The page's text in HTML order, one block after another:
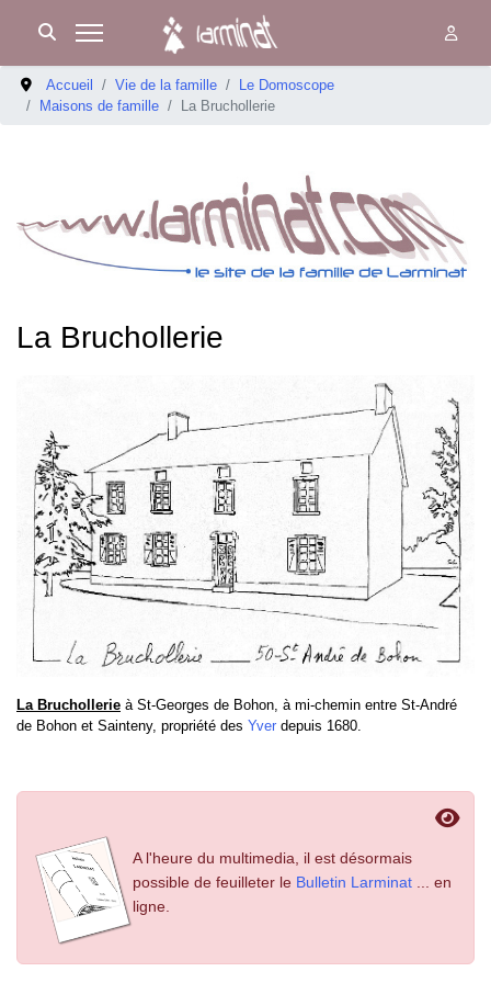
Accueil Vie de la famille
Le Domoscope
Maisons de famille
La Bruchollerie
La Bruchollerie
La Bruchollerie à St-Georges de Bohon, à mi-chemin entre St-André
de Bohon et Sainteny, propriété des Yver depuis 1680.
A l'heure du multimedia, il est désormais
possible de feuilleter le Bulletin Larminat ... en
ligne.